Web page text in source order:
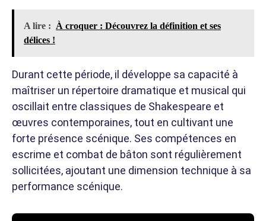
A lire : À croquer : Découvrez la définition et ses
délices !
Durant cette période, il développe sa capacité à
maîtriser un répertoire dramatique et musical qui
oscillait entre classiques de Shakespeare et
œuvres contemporaines, tout en cultivant une
forte présence scénique. Ses compétences en
escrime et combat de bâton sont régulièrement
sollicitées, ajoutant une dimension technique à sa
performance scénique.